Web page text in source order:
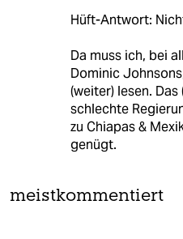
Hüft-Antwort:
Da muss ich, bei
Dominic
(weiter) lesen.
schlechte
zu Chiapas &
genügt.
meistkommentiert